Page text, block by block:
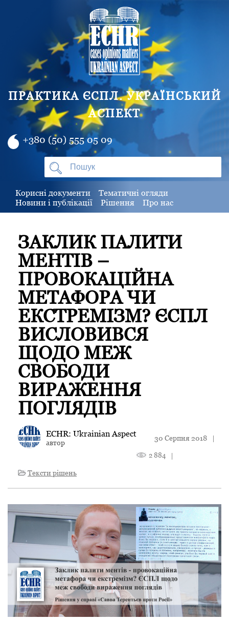
ПРАКТИКА ЄСПЛ. УКРАЇНСЬКИЙ
АСПЕКТ
+380 (50) 555 05 09
Корисні документи
Тематичні огляди
Новини і публікації
Рішення Про нас
ЗАКЛИК ПАЛИТИ
МЕНТІВ –
ПРОВОКАЦІЙНА
МЕТАФОРА ЧИ
ЕКСТРЕМІЗМ? ЄСПЛ
ВИСЛОВИВСЯ
ЩОДО МЕЖ
СВОБОДИ
ВИРАЖЕННЯ
ПОГЛЯДІВ
ECHR: Ukrainian Aspect
автор
30 Серпня 2018 |
2 884
|
Тексти рішень